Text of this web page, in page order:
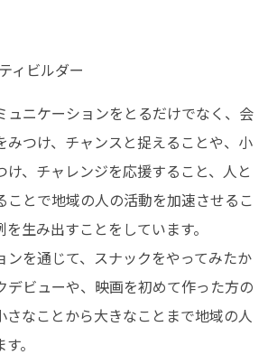
ィビルダー
ニケーションをとるだけでなく、会
みつけ、チャンスと捉えることや、小
け、チャレンジを応援すること、人と
ことで地域の人の活動を加速させるこ
生み出すことをしています。
を通じて、スナックをやってみたか
デビューや、映画を初めて作った方の
さなことから大きなことまで地域の人
。